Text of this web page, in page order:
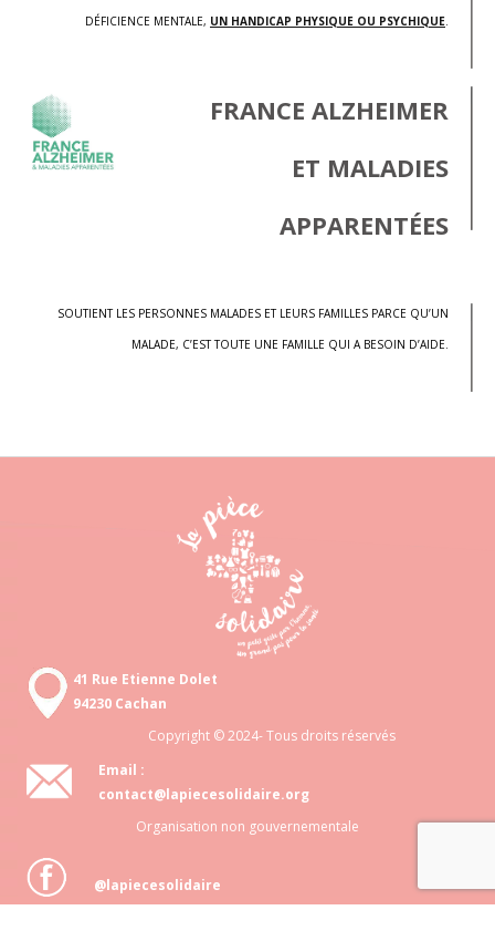
DÉFICIENCE MENTALE, UN HANDICAP PHYSIQUE OU PSYCHIQUE.
FRANCE ALZHEIMER
ET MALADIES
APPARENTÉES
SOUTIENT LES PERSONNES MALADES ET LEURS FAMILLES PARCE QU’UN
MALADE, C’EST TOUTE UNE FAMILLE QUI A BESOIN D’AIDE.
41 Rue Etienne Dolet
94230 Cachan
Copyright © 2024- Tous droits réservés
Email :
contact@lapiecesolidaire.org
Organisation non gouvernementale
@lapiecesolidaire